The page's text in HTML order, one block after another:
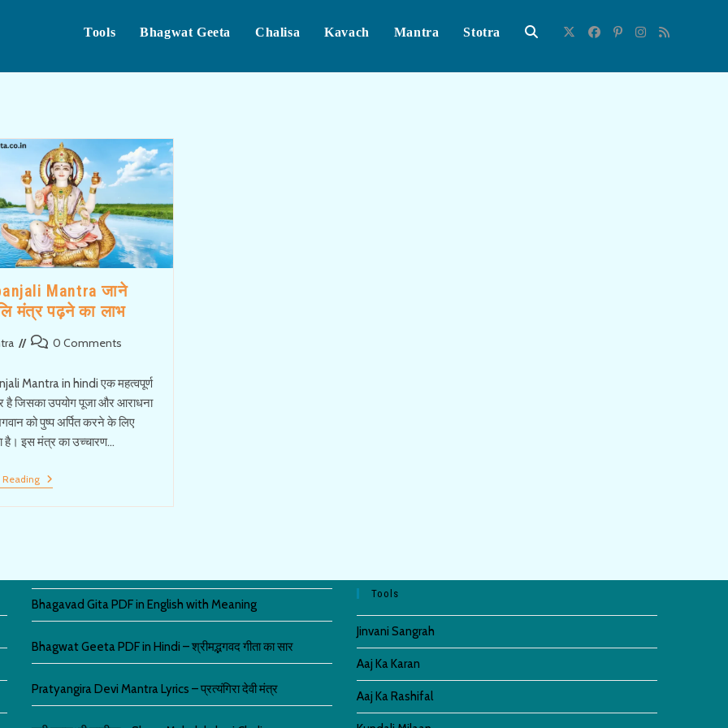
Tools Bhagwat Geeta Chalisa Kavach Mantra Stotra Toggle
Mantra जाने
मंत्र पढ़ने का लाभ
Post0 Comments
Mantra in hindi एक महत्वपूर्ण
है जिसका उपयोग पूजा और आराधना
को पुष्प अर्पित करने के लिए
है। इस मंत्र का उच्चारण…
ReadingPushpanjali Mantra
जाने
पुष्पांजलि
Bhagavad Gita PDF in English with Meaning
Bhagwat Geeta PDF in Hindi – श्रीमद्भगवद गीता का सार
Pratyangira Devi Mantra Lyrics – प्रत्यंगिरा देवी मंत्र
Tools
Jinvani Sangrah
Aaj Ka Karan
Aaj Ka Rashifal